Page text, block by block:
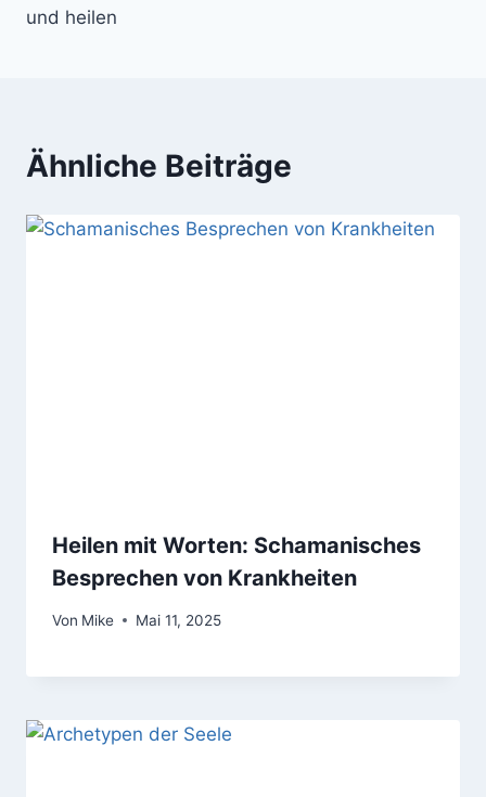
und heilen
Ähnliche Beiträge
Heilen mit Worten: Schamanisches
Besprechen von Krankheiten
Von Mike Mai 11, 2025